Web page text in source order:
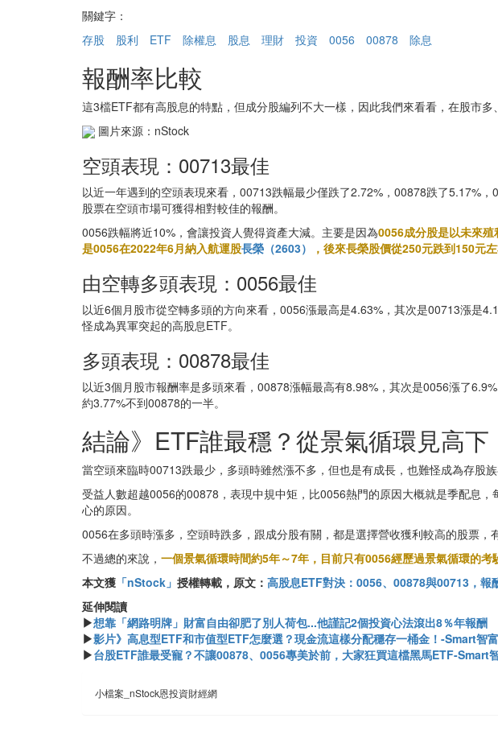
關鍵字：
存股
股利 ETF 除權息 股息 理財 投資 0056 00878 除息
報酬率比較
這3檔ETF都有高股息的特點，但成分股編列不大一樣，因此我們來看看，在股市
圖片來源：nStock
空頭表現：00713最佳
以近一年遇到的空頭表現來看，00713跌幅最少僅跌了2.72%，00878跌了5.17%
股票在空頭市場可獲得相對較佳的報酬。
0056跌幅將近10%，會讓投資人覺得資產大減。主要是因為0056成分股是以未來
是0056在2022年6月納入航運股長榮（2603） ，後來長榮股價從250元跌到150元
由空轉多頭表現：0056最佳
以近6個月股市從空轉多頭的方向來看，0056漲最高是4.63%，其次是00713漲是
怪成為異軍突起的高股息ETF。
多頭表現：00878最佳
以近3個月股市報酬率是多頭來看，00878漲幅最高有8.98%，其次是0056漲了
約3.77%不到00878的一半。
結論》ETF誰最穩？從景氣循環見高下
當空頭來臨時00713跌最少，多頭時雖然漲不多，但也是有成長，也難怪成為存股
受益人數超越0056的00878，表現中規中矩，比0056熱門的原因大概就是季配息
心的原因。
0056在多頭時漲多，空頭時跌多，跟成分股有關，都是選擇營收獲利較高的股票，
不過總的來說， 一個景氣循環時間約5年～7年，目前只有0056經歷過景氣循環的考
本文獲 「nStock」 授權轉載，原文： 高股息ETF對決：0056、00878與00713，報
延伸閱讀
▶想靠「網路明牌」財富自由卻肥了別人荷包...他謹記2個投資心法滾出8％年報酬
▶影片》高息型ETF和市值型ETF怎麼選？現金流這樣分配穩存一桶金！-Smart智
▶台股ETF誰最受寵？不讓00878、0056專美於前，大家狂買這檔黑馬ETF-Smart
小檔案_nStock恩投資財經網